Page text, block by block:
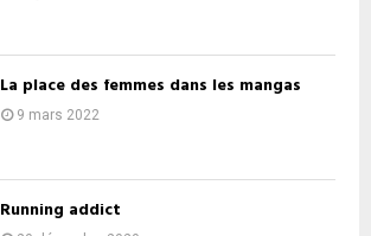
La place des femmes dans les mangas
9 mars 2022
Running addict